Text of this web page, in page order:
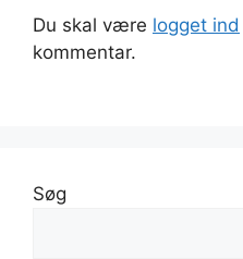
Du skal være logget ind
kommentar.
Søg